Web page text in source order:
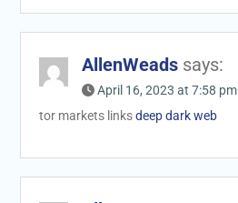
AllenWeads says:
April 16, 2023 at 7:58 pm
tor markets linksdeep dark web